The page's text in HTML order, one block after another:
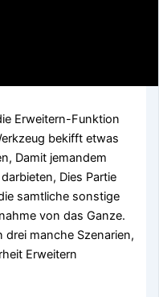
Erweitern-Funktion
bekifft etwas
Damit jemandem
Dies Partie
samtliche sonstige
von das Ganze.
drei manche Szenarien,
Erweitern